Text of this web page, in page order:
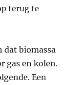
terug te
dat biomassa
gas en kolen.
Een